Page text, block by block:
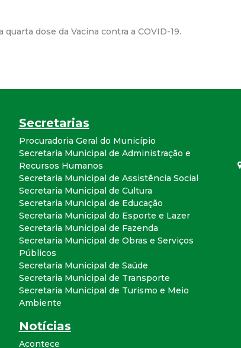
i
a
l
d
e
C
o
n
q
u
dose da Vacina contra a COVID-19.
Secretarias
Procuradoria Geral do Município
Secretaria Municipal de Administração e
Recursos Humanos
Secretaria Municipal de Assistência Social
Secretaria Municipal de Cultura
Secretaria Municipal de Educação
Secretaria Municipal do Esporte e Lazer
Secretaria Municipal de Fazenda
Secretaria Municipal de Obras e Serviços
Públicos
Secretaria Municipal de Saúde
Secretaria Municipal de Transporte
Secretaria Municipal de Turismo e Meio
Ambiente
Notícias
Acontece